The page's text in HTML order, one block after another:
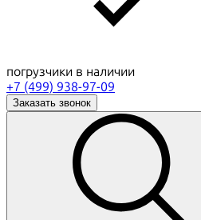
погрузчики в наличии
+7 (499) 938-97-09
Заказать звонок